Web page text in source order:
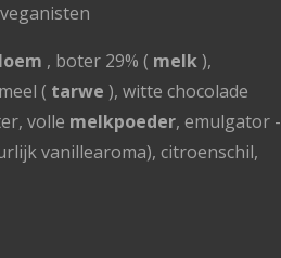
, boter 29% ( melk),
( tarwe ), witte chocolade
volle melkpoeder, emulgator -
vanillearoma), citroenschil,